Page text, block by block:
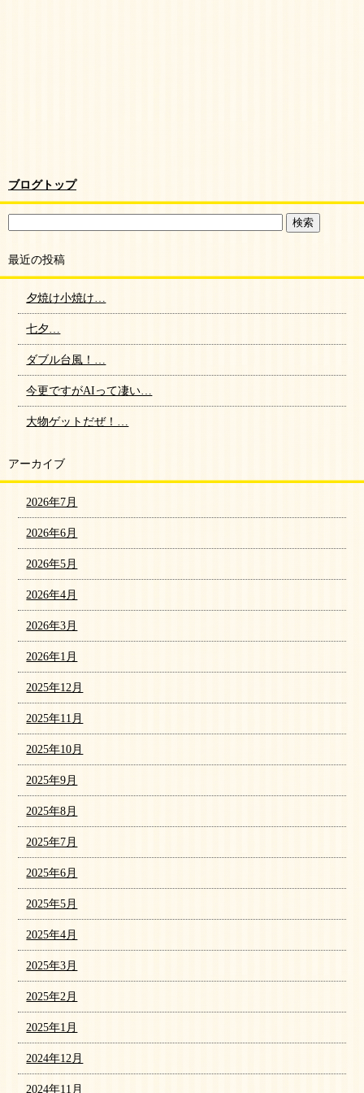
ブログトップ
最近の投稿
夕焼け小焼け…
七夕…
ダブル台風！…
今更ですがAIって凄い…
大物ゲットだぜ！…
アーカイブ
2026年7月
2026年6月
2026年5月
2026年4月
2026年3月
2026年1月
2025年12月
2025年11月
2025年10月
2025年9月
2025年8月
2025年7月
2025年6月
2025年5月
2025年4月
2025年3月
2025年2月
2025年1月
2024年12月
2024年11月